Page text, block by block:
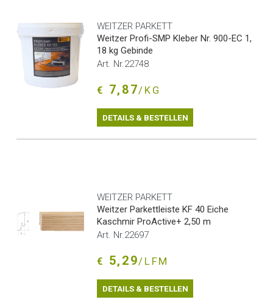
WEITZER PARKETT
Weitzer Profi-SMP Kleber Nr. 900-EC 1,
18 kg Gebinde
Art. Nr.22748
€ 7,87/KG
DETAILS & BESTELLEN
WEITZER PARKETT
Weitzer Parkettleiste KF 40 Eiche
Kaschmir ProActive+ 2,50 m
Art. Nr.22697
€ 5,29/LFM
DETAILS & BESTELLEN